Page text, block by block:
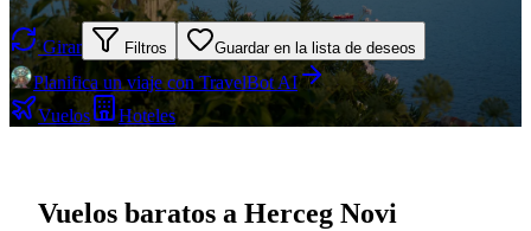
Girar Filtros Guardar en la lista de deseos
Planifica un viaje con TravelBot AI
Vuelos
Hoteles
Vuelos baratos a Herceg Novi